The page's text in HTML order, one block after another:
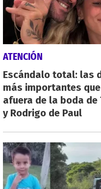
ATENCIÓN
Escándalo total: las
más importantes
afuera de la boda de
y Rodrigo de Paul